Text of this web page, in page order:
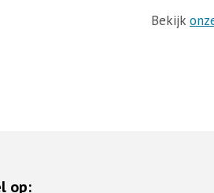
Bekijk
op: